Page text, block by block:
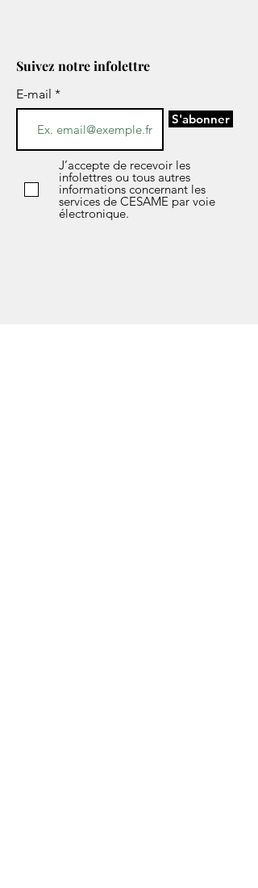
Suivez notre infolettre
E-mail
S'abonner
J’accepte de recevoir les
infolettres ou tous autres
informations concernant les
services de CESAME par voie
électronique.